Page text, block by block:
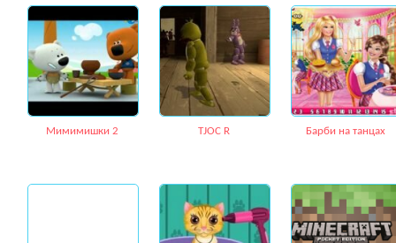
Мимимишки 2 TJOC R Барби на танцах